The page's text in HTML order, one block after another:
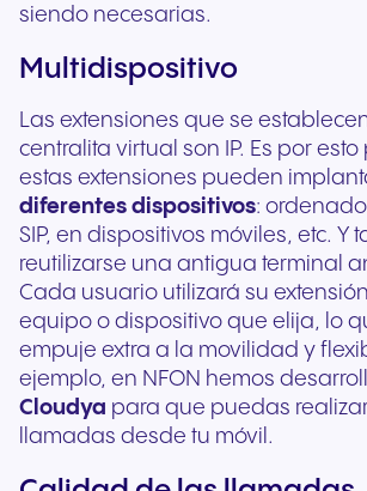
siendo necesarias.
Multidispositivo
Las extensiones que se
centralita virtual son IP. Es por
estas extensiones pueden
diferentes dispositivos:
SIP, en dispositivos móviles, etc. Y
reutilizarse una antigua terminal
Cada usuario utilizará su
equipo o dispositivo que elija, lo
empuje extra a la movilidad y
ejemplo, en NFON hemos
Cloudya para que puedas
llamadas desde tu móvil.